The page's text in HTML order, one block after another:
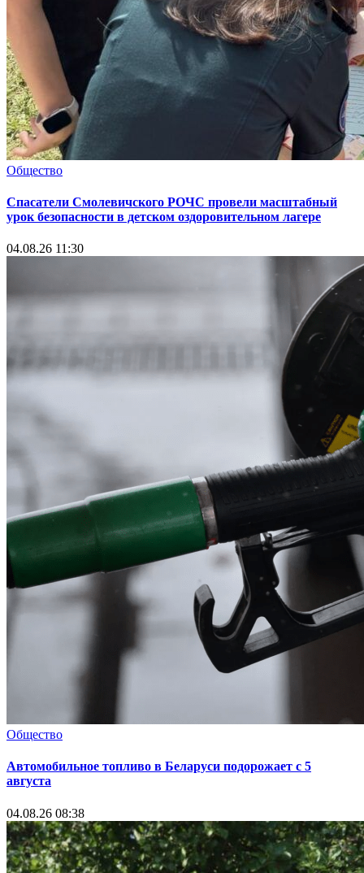
Общество
Спасатели Смолевичского РОЧС провели масштабный
урок безопасности в детском оздоровительном лагере
04.08.26 11:30
Общество
Автомобильное топливо в Беларуси подорожает с 5
августа
04.08.26 08:38